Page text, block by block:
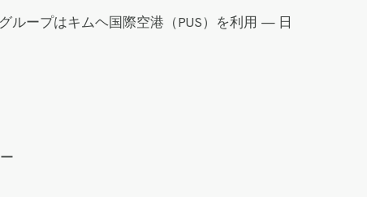
ループはキムヘ国際空港（PUS）を利用 — 日